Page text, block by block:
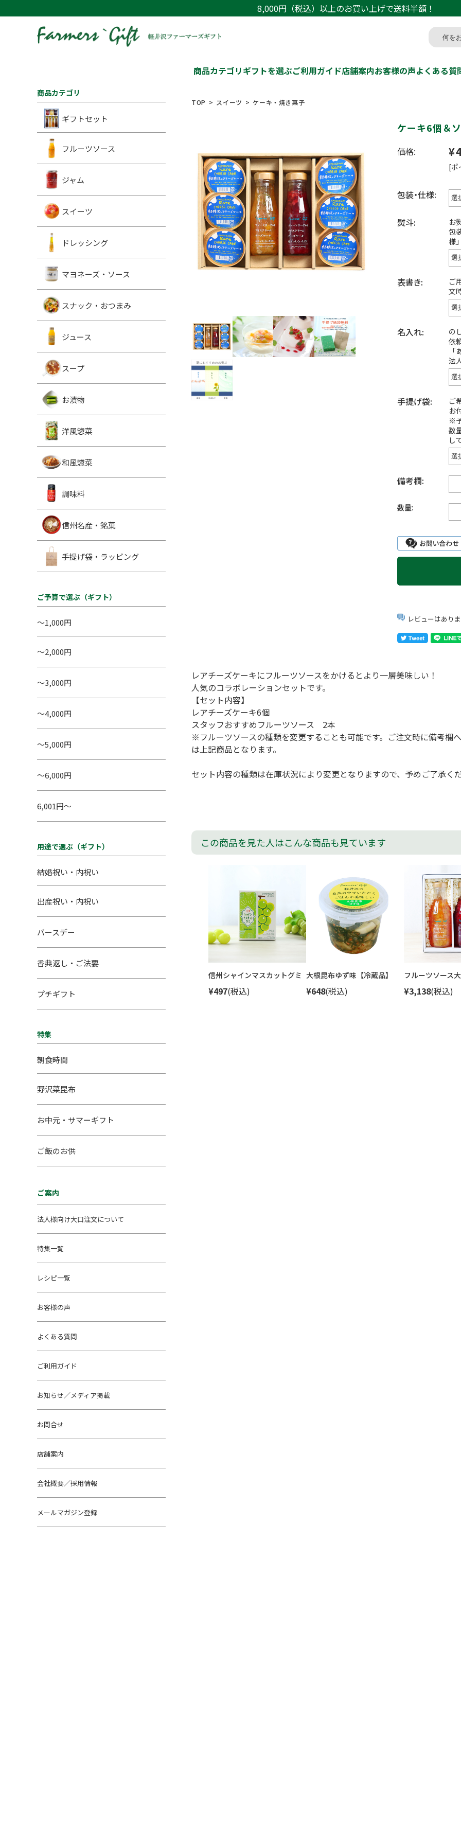
8,000円（税込）以上のお買い上げで送料半額！
商品カテゴリギフトを選ぶご利用ガイド店舗案内お客様の声よくある質
TOP スイーツ ケーキ・焼き菓子
ケーキ6個＆
価格:
[ポ
包装・仕様:
熨斗:
お
包
様
表書き:
ご
文
名入れ:
の
依
法
手提げ袋:
ご
お
※
数
し
備考欄:
数量:
レビューはあり
レアチーズケーキにフルーツソースをかけるとより一層美味しい！
人気のコラボレーションセットです。
【セット内容】
レアチーズケーキ6個
スタッフおすすめフルーツソース 2本
※フルーツソースの種類を変更することも可能です。ご注文時に備考欄
は上記商品となります。
セット内容の種類は在庫状況により変更となりますので、予めご了承く
この商品を見た人はこんな商品も見ています
信州シャインマスカットグミ
¥497(税込)
大根昆布ゆず味【冷蔵品】
¥648(税込)
フルーツソース
¥3,138(税込)
商品カテゴリ
ギフトセット
フルーツソース
ジャム
スイーツ
ドレッシング
マヨネーズ・ソース
スナック・おつまみ
ジュース
スープ
お漬物
洋風惣菜
和風惣菜
調味料
信州名産・銘菓
手提げ袋・ラッピング
ご予算で選ぶ（ギフト）
～1,000円
～2,000円
～3,000円
～4,000円
～5,000円
～6,000円
6,001円～
用途で選ぶ（ギフト）
結婚祝い・内祝い
出産祝い・内祝い
バースデー
香典返し・ご法要
プチギフト
特集
朝食時間
野沢菜昆布
お中元・サマーギフト
ご飯のお供
ご案内
法人様向け大口注文について
特集一覧
レシピ一覧
お客様の声
よくある質問
ご利用ガイド
お知らせ／メディア掲載
お問合せ
店舗案内
会社概要／採用情報
メールマガジン登録